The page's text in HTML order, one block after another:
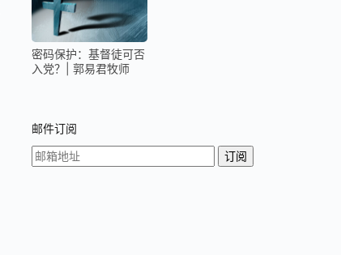
密码保护：基督徒可否
入党？| 郭易君牧师
邮件订阅